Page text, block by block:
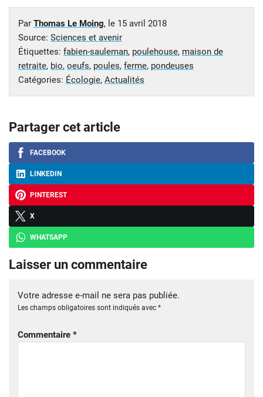
Par Thomas Le Moing, le 15 avril 2018
Source: Sciences et avenir
Étiquettes: fabien-sauleman, poulehouse, maison de
retraite, bio, oeufs, poules, ferme, pondeuses
Catégories: Écologie, Actualités
Partager cet article
FACEBOOK
LINKEDIN
PINTEREST
X
WHATSAPP
Laisser un commentaire
Votre adresse e-mail ne sera pas publiée.
Les champs obligatoires sont indiqués avec *
Commentaire *